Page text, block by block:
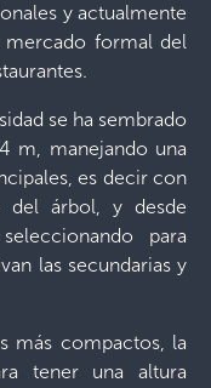
y actualmente
mercado formal del
se ha sembrado
m, manejando una
es decir con
del árbol, y desde
para
las secundarias y
más compactos, la
tener una altura